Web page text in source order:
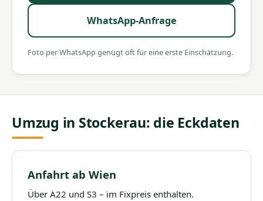
WhatsApp-Anfrage
Foto per WhatsApp genügt oft für eine erste Einschätzung.
Umzug in Stockerau: die Eckdaten
Anfahrt ab Wien
Über A22 und S3 – im Fixpreis enthalten.